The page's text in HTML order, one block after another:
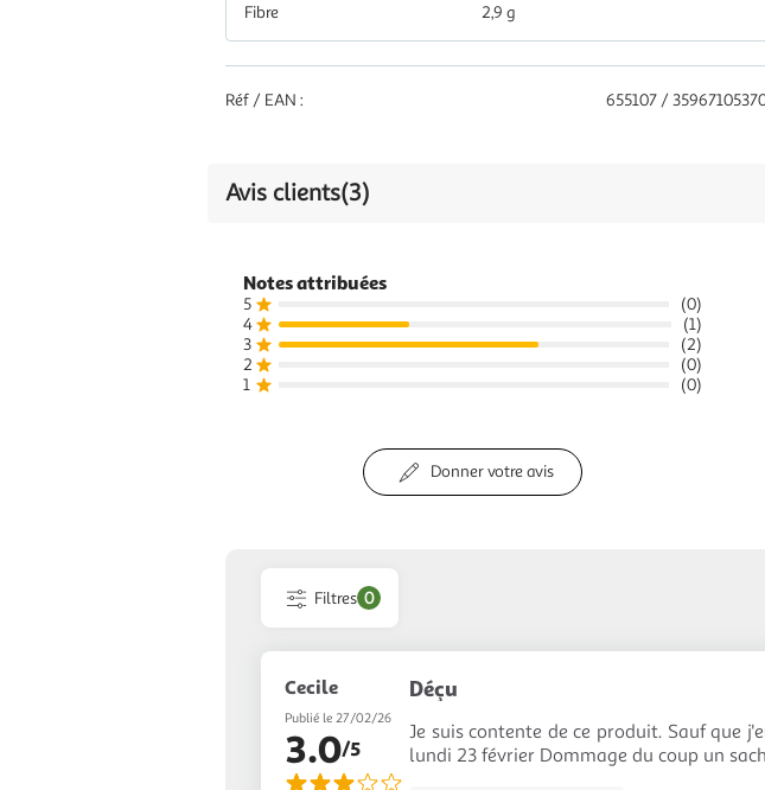
Fibre 2,9 g
Réf / EAN : 655107 /
Avis clients(3)
Notes attribuées
5
(0)
4
(1)
3
(2)
2
(0)
1
(0)
Donner votre avis
Filtres 0
Cecile
Publié le 27/02/26
3.0/5
Déçu
Je suis contente de ce produit. Sauf que
lundi 23 février Dommage du coup un